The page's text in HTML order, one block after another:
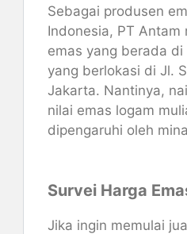
Sebagai produsen
Indonesia, PT Antam
emas yang berada
yang berlokasi di Jl.
Jakarta. Nantinya,
nilai emas logam
dipengaruhi oleh
Survei Harga
Jika ingin memulai